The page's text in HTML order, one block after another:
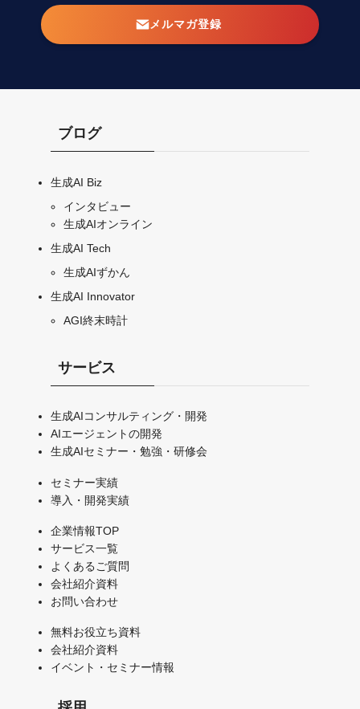
メルマガ登録
ブログ
生成AI Biz
インタビュー
生成AIオンライン
生成AI Tech
生成AIずかん
生成AI Innovator
AGI終末時計
サービス
生成AIコンサルティング・開発
AIエージェントの開発
生成AIセミナー・勉強・研修会
セミナー実績
導入・開発実績
企業情報TOP
サービス一覧
よくあるご質問
会社紹介資料
お問い合わせ
無料お役立ち資料
会社紹介資料
イベント・セミナー情報